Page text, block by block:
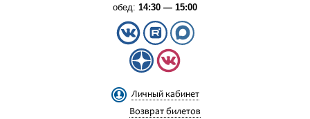
обед: 14:30 — 15:00
Личный кабинет
Возврат билетов